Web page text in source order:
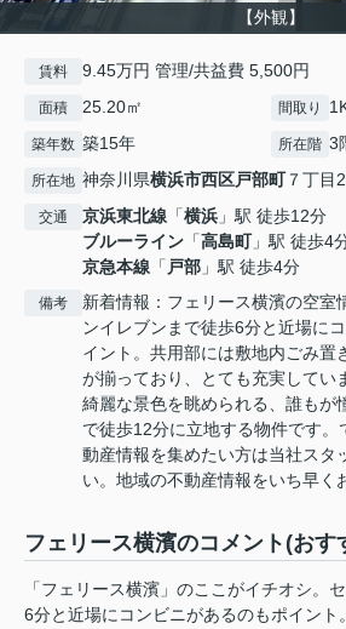
【外観】
賃料 9.45万円 管理/共益費 5,500円
面積 25.20㎡ 間取り
築年数 築15年 所在階 3
所在地 神奈川県横浜市西区戸部町７丁目
交通 京浜東北線 「横浜 」駅 徒歩12分
ブルーライン 「高島町」駅 徒歩4
京急本線 「 戸部 」駅 徒歩4分
備考
新着情報：フェリース横濱の空室
ンイレブンまで徒歩6分と近場に
イント。共用部には敷地内ごみ置
が揃っており、とても充実してい
綺麗な景色を眺められる、誰もが
で徒歩12分に立地する物件です。
動産情報を集めたい方は当社スタ
い。地域の不動産情報をいち早く
フェリース横濱のコメント(おす
「フェリース横濱」のここがイチオシ。
6分と近場にコンビニがあるのもポイント